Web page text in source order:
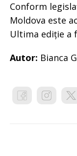
Conform
Moldova este
Ultima ediție a
Autor: Bianca